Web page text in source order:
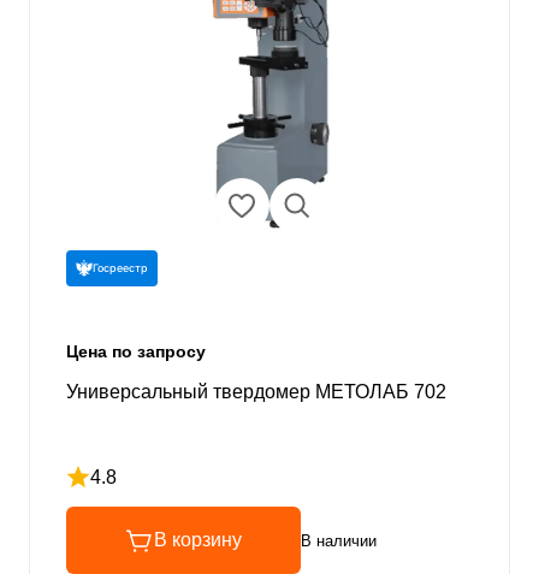
Госреестр
Цена по запросу
Универсальный твердомер МЕТОЛАБ 702
4.8
Рейтинг 4.8 из 5
В корзину В наличии